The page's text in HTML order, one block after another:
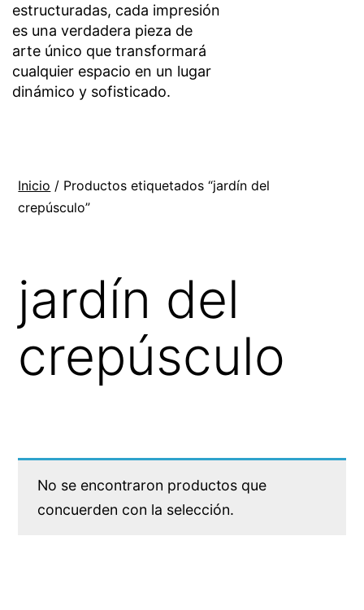
estructuradas, cada impresión
es una verdadera pieza de
arte único que transformará
cualquier espacio en un lugar
dinámico y sofisticado.
Inicio / Productos etiquetados “jardín del
crepúsculo”
jardín del
crepúsculo
No se encontraron productos que
concuerden con la selección.